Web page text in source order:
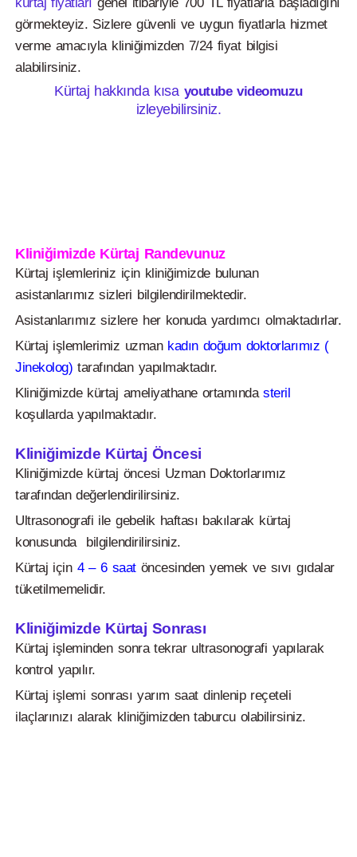
kürtaj fiyatları genel itibariyle 700 TL fiyatlarla başladığını
görmekteyiz. Sizlere güvenli ve uygun fiyatlarla hizmet
verme amacıyla kliniğimizden 7/24 fiyat bilgisi
alabilirsiniz.
Kürtaj hakkında kısa youtube videomuzu
izleyebilirsiniz.
Kliniğimizde Kürtaj Randevunuz
Kürtaj işlemleriniz için kliniğimizde bulunan
asistanlarımız sizleri bilgilendirilmektedir.
Asistanlarımız sizlere her konuda yardımcı olmaktadırlar.
Kürtaj işlemlerimiz uzman kadın doğum doktorlarımız (
Jinekolog) tarafından yapılmaktadır.
Kliniğimizde kürtaj ameliyathane ortamındasteril
koşullarda yapılmaktadır.
Kliniğimizde Kürtaj Öncesi
Kliniğimizde kürtaj öncesi Uzman Doktorlarımız
tarafından değerlendirilirsiniz.
Ultrasonografi ile gebelik haftası bakılarak kürtaj
konusunda bilgilendirilirsiniz.
Kürtaj için 4 – 6 saatöncesinden yemek ve sıvı gıdalar
tüketilmemelidir.
Kliniğimizde Kürtaj Sonrası
Kürtaj işleminden sonra tekrar ultrasonografi yapılarak
kontrol yapılır.
Kürtaj işlemi sonrası yarım saat dinlenip reçeteli
ilaçlarınızı alarak kliniğimizden taburcu olabilirsiniz.